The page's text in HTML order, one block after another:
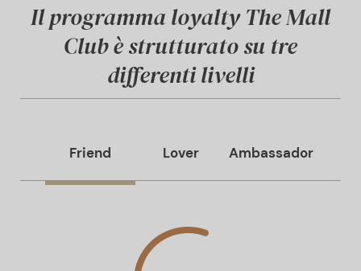
Il programma loyalty The Mall
Club è strutturato su tre
differenti livelli
Friend Lover Ambassador